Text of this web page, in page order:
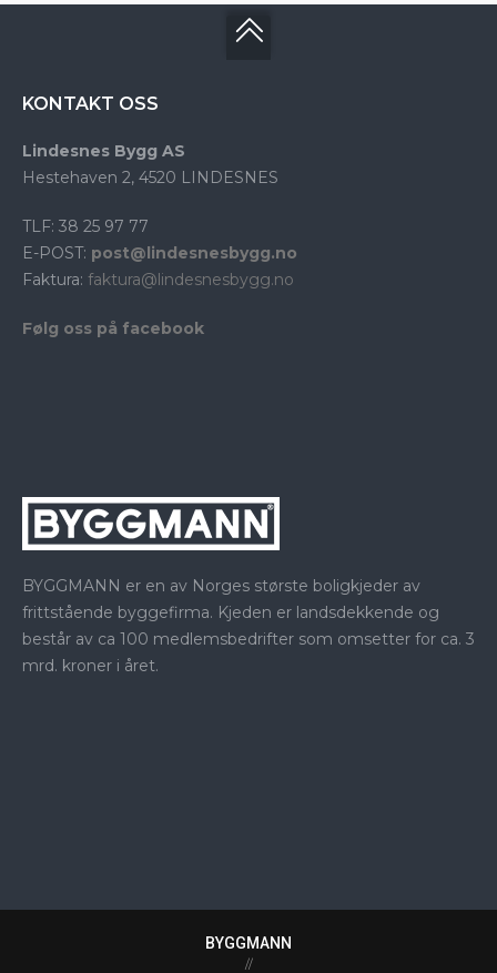
KONTAKT OSS
Lindesnes Bygg AS
Hestehaven 2, 4520 LINDESNES
TLF: 38 25 97 77
E-POST: post@lindesnesbygg.no
Faktura: faktura@lindesnesbygg.no
Følg oss på facebook
BYGGMANN er en av Norges største boligkjeder av
frittstående byggefirma. Kjeden er landsdekkende og
består av ca 100 medlemsbedrifter som omsetter for ca. 3
mrd. kroner i året.
BYGGMANN
//